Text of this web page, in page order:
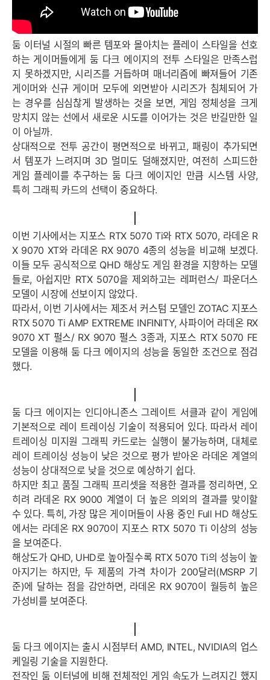
둠 이터널 시절의 빠른 템포와 몰아치는 플레이 스타일을 선호
하는 게이머들에게 둠 다크 에이지의 전투 스타일은 만족스럽
지 못하겠지만, 시리즈를 거듭하며 매너리즘에 빠져들어 기존
게이머와 신규 게이머 모두에 외면받아 시리즈가 침체되어 가
는 경우를 심심찮게 발생하는 것을 보면, 게임 정체성을 크게
망치지 않는 선에서 새로운 시도를 이어가는 것은 반길만한 일
이 아닐까.
상대적으로 전투 공간이 평면적으로 바뀌고, 패링이 추가되면
서 템포가 느려지며 3D 멀미도 덜해졌지만, 여전히 스피드한
게임 플레이를 추구하는 둠 다크 에이지인 만큼 시스템 사양,
특히 그래픽 카드의 선택이 중요하다.
이번 기사에서는 지포스 RTX 5070 Ti와 RTX 5070, 라데온 R
X 9070 XT와 라데온 RX 9070 4종의 성능을 비교해 보겠다.
이들 모두 공식적으로 QHD 해상도 게임 환경을 지향하는 모델
들로, 아쉽지만 RTX 5070을 제외하고는 레퍼런스/ 파운더스
모델이 시장에 선보이지 않았다.
따라서, 이번 기사에서는 제조서 커스텀 모델인 ZOTAC 지포스
RTX 5070 Ti AMP EXTREME INFINITY, 사파이어 라데온 RX
9070 XT 펄스/ RX 9070 펄스 3종과, 지포스 RTX 5070 FE
모델을 이용해 둠 다크 에이지의 성능을 동일한 조건으로 점검
했다.
둠 다크 에이지는 인디아니존스 그레이트 서클과 같이 게임에
기본적으로 레이 트레이싱 기술이 적용되어 있다. 따라서 레이
트레이싱 미지원 그래픽 카드로는 실행이 불가능하며, 대체로
레이 트레이싱 성능이 낮은 것으로 평가 받아온 라데온 계열의
성능이 상대적으로 낮을 것으로 예상하기 쉽다.
하지만 최고 품질 그래픽 프리셋을 적용한 결과를 정리하면, 오
히려 라데온 RX 9000 계열이 더 높은 의외의 결과를 맞이할
수 있다. 특히, 가장 많은 게이머들이 사용 중인 Full HD 해상도
에서는 라데온 RX 9070이 지포스 RTX 5070 Ti 이상의 성능
을 보여준다.
해상도가 QHD, UHD로 높아질수록 RTX 5070 Ti의 성능이 높
아지기는 하지만, 두 제품의 가격 차이가 200달러(MSRP 기
준)에 달하는 점을 감안하면, 라데온 RX 9070이 월등히 높은
가성비를 보여준다.
둠 다크 에이지는 출시 시점부터 AMD, INTEL, NVIDIA의 업스
케일링 기술을 지원한다.
전작인 둠 이터널에 비해 전체적인 게임 속도가 느려지긴 했지
세부정보 열기/접기